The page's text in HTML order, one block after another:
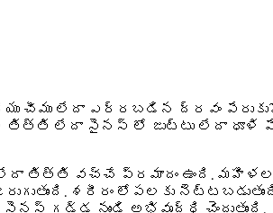
లేదా ఎర్రబడిన ద్రవం
తిత్తి లేదా సైనస్ లో జుట్టు లేదా
తిత్తి వచ్చే ప్రమాదం ఉంది.
శరీరం లోపలకు
గడ్డ నుండి అభివృద్ధి చెందుతుంది.